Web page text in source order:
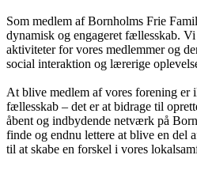
Som medlem af Bornholms Frie
dynamisk og engageret fællesskab.
aktiviteter for vores medlemmer og
social interaktion og lærerige
At blive medlem af vores forening er
fællesskab – det er at bidrage til
åbent og indbydende netværk på
finde og endnu lettere at blive en del
til at skabe en forskel i vores